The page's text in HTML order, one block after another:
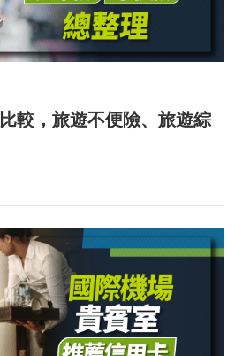
較，旅遊不便險、旅遊綜